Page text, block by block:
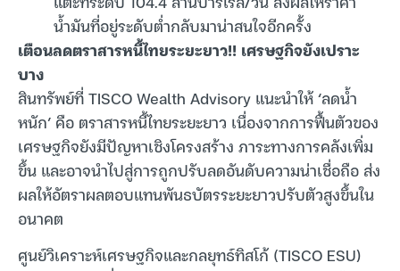
น้ำมันที่อยู่ระดับต่ำกลับมาน่าสนใจอีกครั้ง
เตือนลดตราสารหนี้ไทยระยะยาว!! เศรษฐกิจยังเปราะ
บาง
สินทรัพย์ที่ TISCO Wealth Advisory แนะนำให้ ‘ลดน้ำ
หนัก’ คือ ตราสารหนี้ไทยระยะยาว เนื่องจากการฟื้นตัวของ
เศรษฐกิจยังมีปัญหาเชิงโครงสร้าง ภาระทางการคลังเพิ่ม
ขึ้น และอาจนำไปสู่การถูกปรับลดอันดับความน่าเชื่อถือ ส่ง
ผลให้อัตราผลตอบแทนพันธบัตรระยะยาวปรับตัวสูงขึ้นใน
อนาคต
ศูนย์วิเคราะห์เศรษฐกิจและกลยุทธ์ทิสโก้ (TISCO ESU)